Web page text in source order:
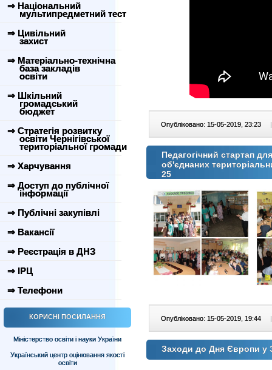
⇒ Національний
мультипредметний тест
⇒ Цивільний
захист
⇒ Матеріально-технічна
база закладів
освіти
⇒ Шкільний
громадський
бюджет
⇒ Стратегія розвитку
освіти Чернігівської
територіальної громади
⇒ Харчування
⇒ Доступ до публічної
інформації
⇒ Публічні закупівлі
⇒ Вакансії
⇒ Реєстрація в ДНЗ
⇒ ІРЦ
⇒ Телефони
КОРИСНІ ПОСИЛАННЯ
Міністерство освіти і науки України
Український центр оцінювання якості
освіти
Опубліковано: 15-05-2019, 23:23 |
Педагогічний стартап
об'єднаних
25
Опубліковано: 15-05-2019, 19:44 |
Заходи до Дня Європи